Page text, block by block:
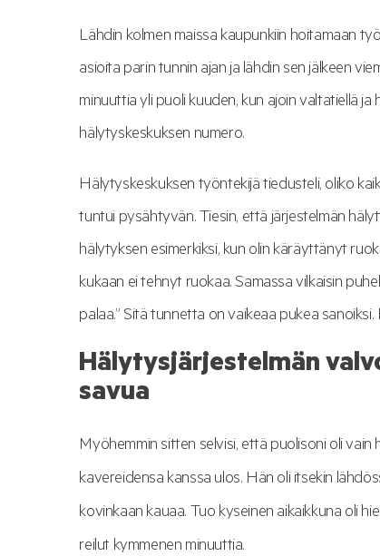
Lähdin kolmen maissa kaupunkiin hoitamaan
asioita parin tunnin ajan ja lähdin sen jälkeen
minuuttia yli puoli kuuden, kun ajoin valtatiellä
hälytyskeskuksen numero.
Hälytyskeskuksen työntekijä tiedusteli, oliko
tuntui pysähtyvän. Tiesin, että järjestelmän
hälytyksen esimerkiksi, kun olin käräyttänyt
kukaan ei tehnyt ruokaa. Samassa vilkaisin
palaa.” Sitä tunnetta on vaikeaa pukea
Hälytysjärjestelmän
savua
Myöhemmin sitten selvisi, että puolisoni oli
kavereidensa kanssa ulos. Hän oli itsekin
kovinkaan kauaa. Tuo kyseinen aikaikkuna oli
reilut kymmenen minuuttia.